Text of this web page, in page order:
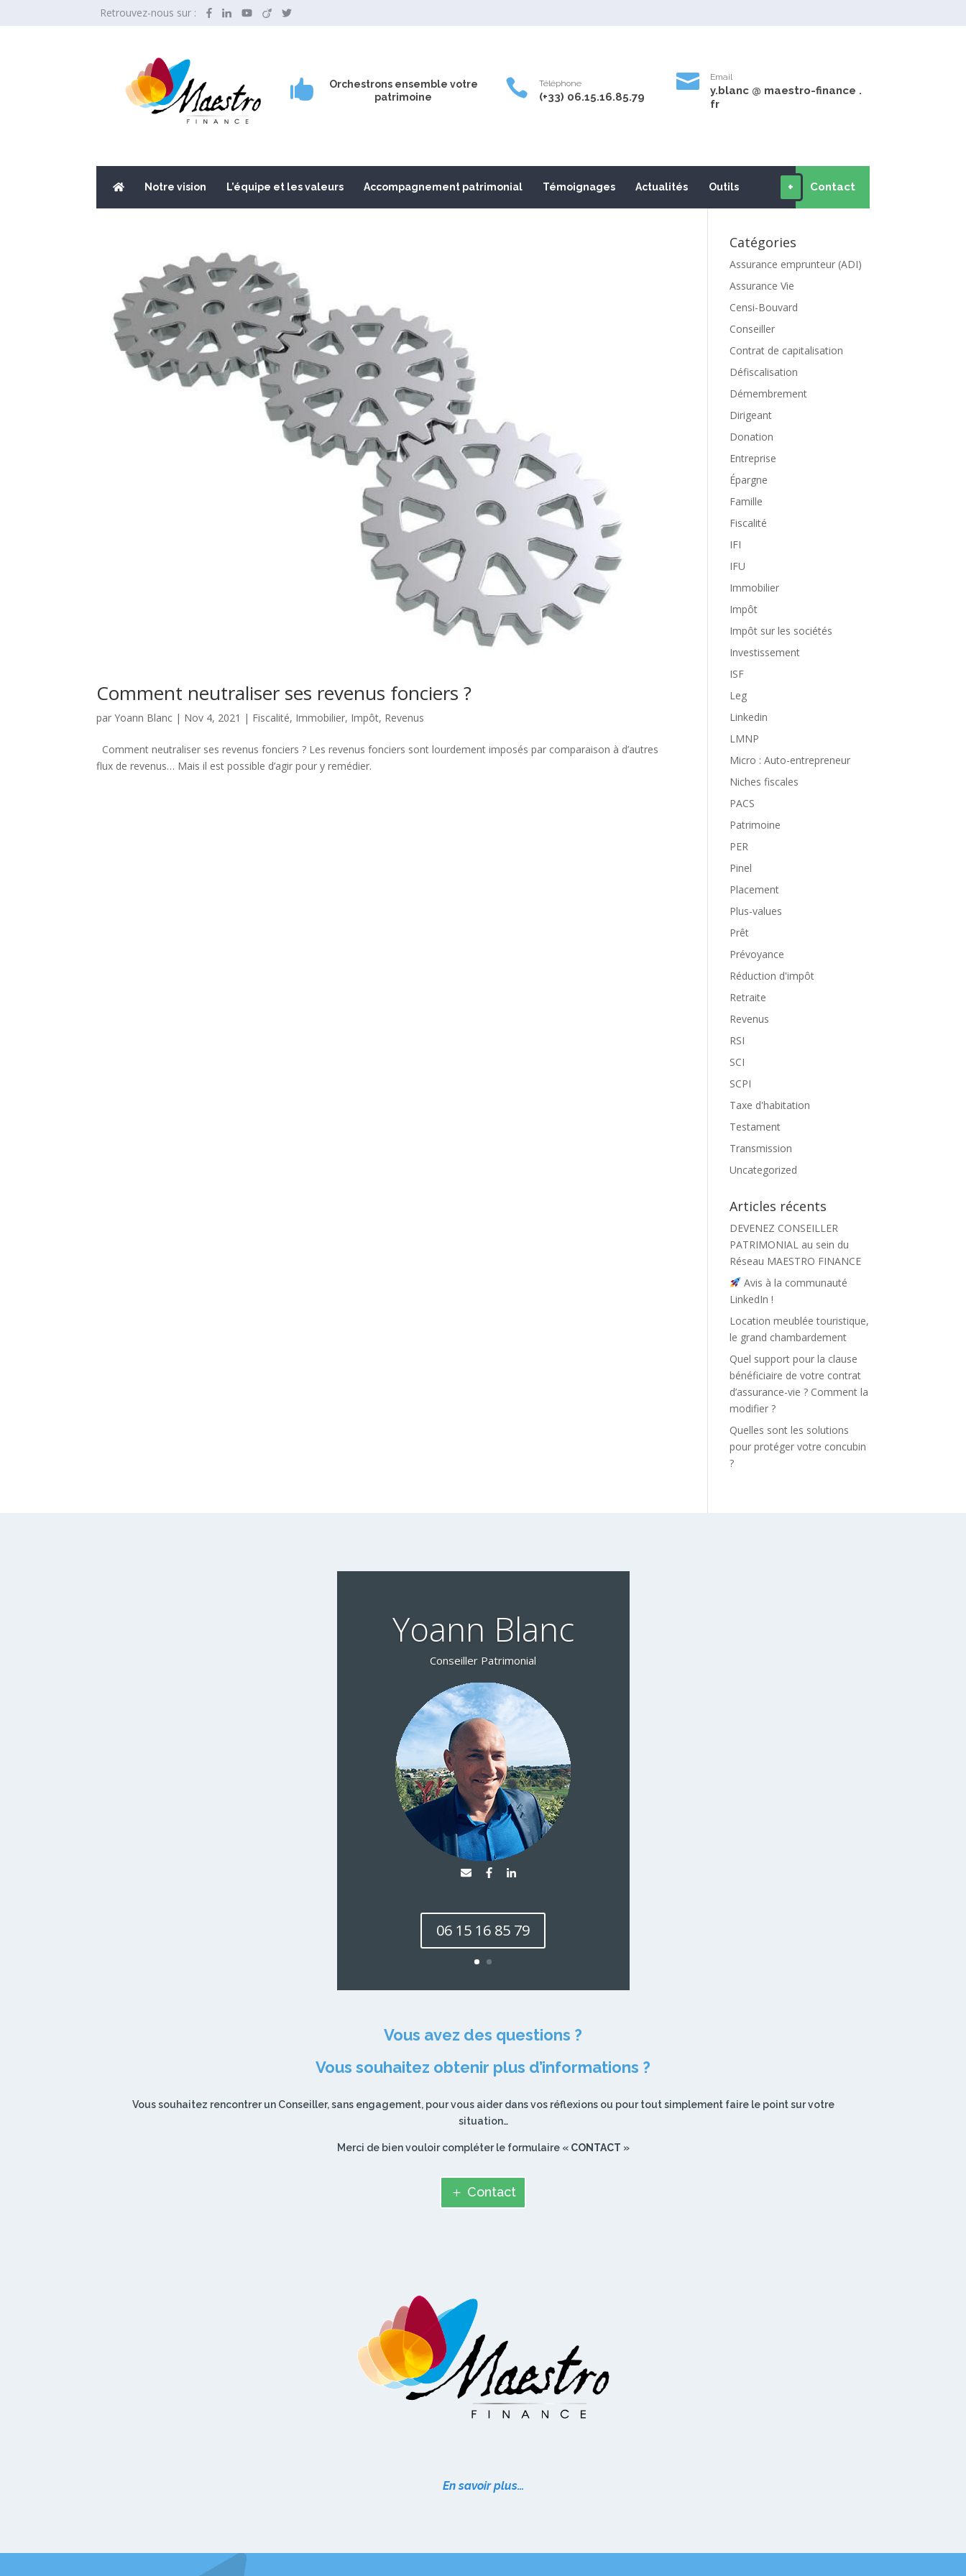
Retrouvez-nous sur :

Orchestrons ensemble votre
patrimoine
 Téléphone
(+33) 06.15.16.85.79
 Email
y.blanc @ maestro-finance .
fr
Notre vision L’équipe et les valeurs Accompagnement patrimonial Témoignages Actualités Outils + Contact
Comment neutraliser ses revenus fonciers ?
parYoann Blanc | Nov 4, 2021 | Fiscalité, Immobilier, Impôt, Revenus
Comment neutraliser ses revenus fonciers ? Les revenus fonciers sont lourdement imposés par comparaison à d’autres
flux de revenus… Mais il est possible d’agir pour y remédier.
Catégories
Assurance emprunteur (ADI)
Assurance Vie
Censi-Bouvard
Conseiller
Contrat de capitalisation
Défiscalisation
Démembrement
Dirigeant
Donation
Entreprise
Épargne
Famille
Fiscalité
IFI
IFU
Immobilier
Impôt
Impôt sur les sociétés
Investissement
ISF
Leg
Linkedin
LMNP
Micro : Auto-entrepreneur
Niches fiscales
PACS
Patrimoine
PER
Pinel
Placement
Plus-values
Prêt
Prévoyance
Réduction d'impôt
Retraite
Revenus
RSI
SCI
SCPI
Taxe d'habitation
Testament
Transmission
Uncategorized
Articles récents
DEVENEZ CONSEILLER
PATRIMONIAL au sein du
Réseau MAESTRO FINANCE
Avis à la communauté
LinkedIn !
Location meublée touristique,
le grand chambardement
Quel support pour la clause
bénéficiaire de votre contrat
d’assurance-vie ? Comment la
modifier ?
Quelles sont les solutions
pour protéger votre concubin
?
Yoann Blanc
Conseiller Patrimonial
06 15 16 85 79
Vous avez des questions ?
Vous souhaitez obtenir plus d’informations ?
Vous souhaitez rencontrer un Conseiller, sans engagement, pour vous aider dans vos réflexions ou pour tout simplement faire le point sur votre
situation…
Merci de bien vouloir compléter le formulaire « CONTACT »
Contact
En savoir plus…